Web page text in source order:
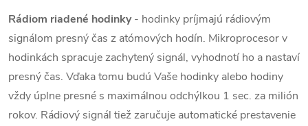
Rádiom riadené hodinky - hodinky príjmajú rádiovým
signálom presný čas z atómových hodín. Mikroprocesor v
hodinkách spracuje zachytený signál, vyhodnotí ho a nastaví
presný čas. Vďaka tomu budú Vaše hodinky alebo hodiny
vždy úplne presné s maximálnou odchýlkou 1 sec. za milión
rokov. Rádiový signál tiež zaručuje automatické prestavenie